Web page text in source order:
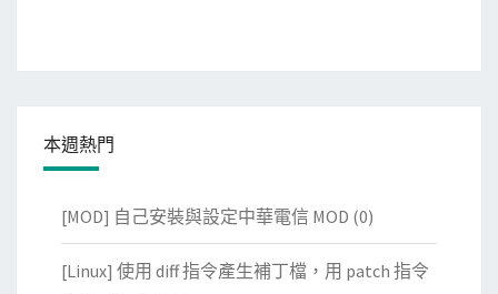
本週熱門
[MOD] 自己安裝與設定中華電信 MOD (0)
[Linux] 使用 diff 指令產生補丁檔，用 patch 指令